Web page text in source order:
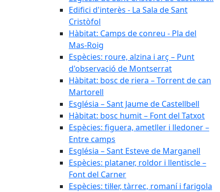
Edifici d'interès - La Sala de Sant
Cristòfol
Hàbitat: Camps de conreu - Pla del
Mas-Roig
Espècies: roure, alzina i arç – Punt
d'observació de Montserrat
Hàbitat: bosc de riera – Torrent de can
Martorell
Església – Sant Jaume de Castellbell
Hàbitat: bosc humit – Font del Tatxot
Espècies: figuera, ametller i lledoner –
Entre camps
Església – Sant Esteve de Marganell
Espècies: plataner, roldor i llentiscle –
Font del Carner
Espècies: til·ler, tàrrec, romaní i farigola